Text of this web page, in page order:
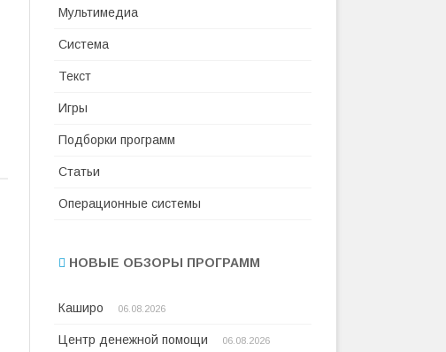
Мультимедиа
Система
Текст
Игры
Подборки программ
Статьи
Операционные системы
НОВЫЕ ОБЗОРЫ ПРОГРАММ
Каширо 06.08.2026
Центр денежной помощи 06.08.2026